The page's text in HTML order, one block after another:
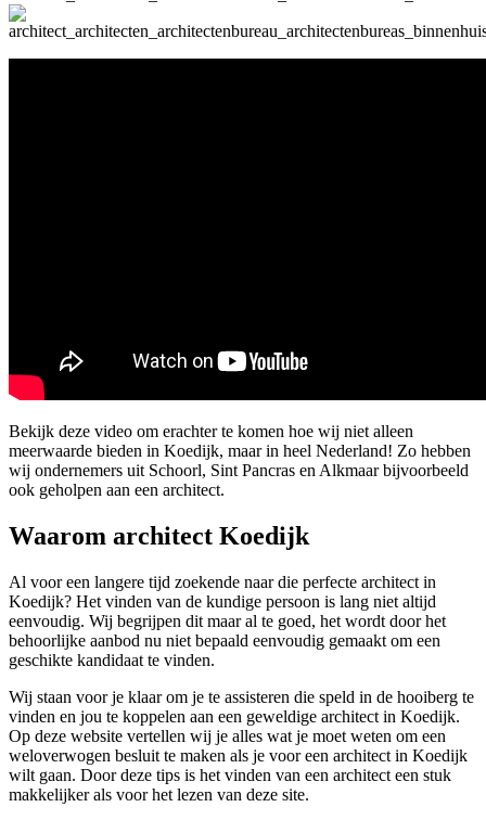
Bekijk deze video om erachter te komen hoe wij niet alleen
meerwaarde bieden in Koedijk, maar in heel Nederland! Zo hebben
wij ondernemers uit Schoorl, Sint Pancras en Alkmaar bijvoorbeeld
ook geholpen aan een architect.
Waarom architect Koedijk
Al voor een langere tijd zoekende naar die perfecte architect in
Koedijk? Het vinden van de kundige persoon is lang niet altijd
eenvoudig. Wij begrijpen dit maar al te goed, het wordt door het
behoorlijke aanbod nu niet bepaald eenvoudig gemaakt om een
geschikte kandidaat te vinden.
Wij staan voor je klaar om je te assisteren die speld in de hooiberg te
vinden en jou te koppelen aan een geweldige architect in Koedijk.
Op deze website vertellen wij je alles wat je moet weten om een
weloverwogen besluit te maken als je voor een architect in Koedijk
wilt gaan. Door deze tips is het vinden van een architect een stuk
makkelijker als voor het lezen van deze site.